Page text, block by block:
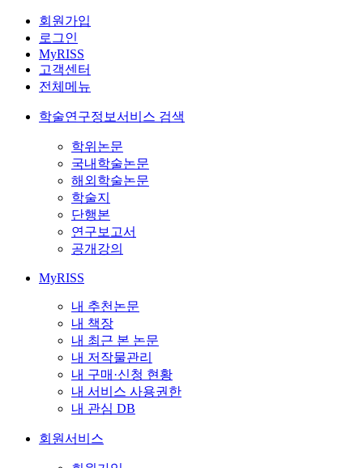
회원가입
로그인
MyRISS
고객센터
전체메뉴
학술연구정보서비스 검색
학위논문
국내학술논문
해외학술논문
학술지
단행본
연구보고서
공개강의
MyRISS
내 추천논문
내 책장
내 최근 본 논문
내 저작물관리
내 구매·신청 현황
내 서비스 사용권한
내 관심 DB
회원서비스